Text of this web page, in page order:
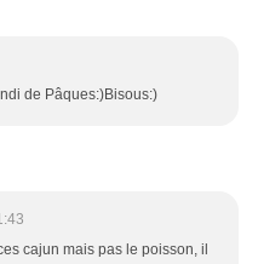
de Pâques:)Bisous:)
cajun mais pas le poisson, il